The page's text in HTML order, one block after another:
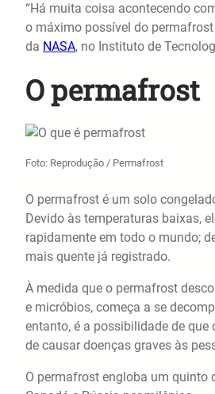
“Há muita coisa acontecendo
o máximo possível do
da NASA, no Instituto de
O permafrost
Foto: Reprodução / Permafrost
O permafrost é um solo
Devido às temperaturas baixas,
rapidamente em todo o mundo;
mais quente já registrado.
À medida que o permafrost
e micróbios, começa a se
entanto, é a possibilidade de
de causar doenças graves às
O permafrost engloba um quinto